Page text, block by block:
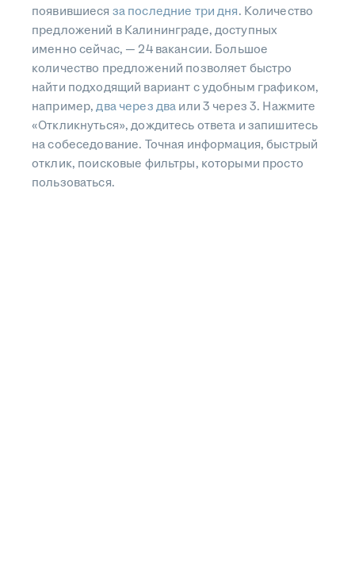
появившиеся за последние три дня. Количество
предложений в Калининграде, доступных
именно сейчас, — 24 вакансии. Большое
количество предложений позволяет быстро
найти подходящий вариант с удобным графиком,
например, два через два или 3 через 3. Нажмите
«Откликнуться», дождитесь ответа и запишитесь
на собеседование. Точная информация, быстрый
отклик, поисковые фильтры, которыми просто
пользоваться.